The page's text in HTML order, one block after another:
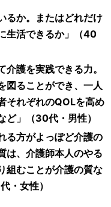
るか。またはどれだけ
生活できるか」（40
介護を実践できる力。
図ることができ、一人
それぞれのQOLを高め
ど」（30代・男性）
る方がよっぽど介護の
は、介護師本人のやる
組むことが介護の質な
・女性）